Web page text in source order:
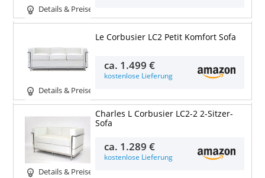
Details & Preise
Details & Preise
Le Corbusier LC2 Petit Komfort Sofa
ca. 1.499 €
kostenlose Lieferung
Details & Preise
Charles L Corbusier LC2-2 2-Sitzer-
Sofa
ca. 1.289 €
kostenlose Lieferung